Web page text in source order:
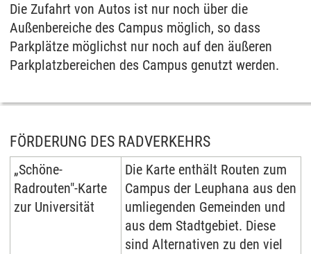
Die Zufahrt von Autos ist nur noch über die
Außenbereiche des Campus möglich, so dass
Parkplätze möglichst nur noch auf den äußeren
Parkplatzbereichen des Campus genutzt werden.
FÖRDERUNG DES RADVERKEHRS
„Schöne-
Radrouten"-Karte
zur Universität
Die Karte enthält Routen zum
Campus der Leuphana aus den
umliegenden Gemeinden und
aus dem Stadtgebiet. Diese
sind Alternativen zu den viel